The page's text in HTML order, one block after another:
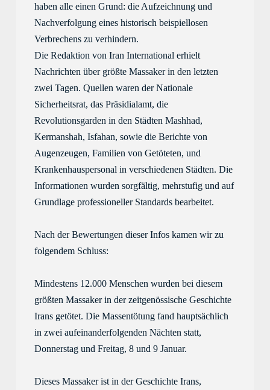
haben alle einen Grund: die Aufzeichnung und
Nachverfolgung eines historisch beispiellosen
Verbrechens zu verhindern.
Die Redaktion von Iran International erhielt
Nachrichten über größte Massaker in den letzten
zwei Tagen. Quellen waren der Nationale
Sicherheitsrat, das Präsidialamt,
Revolutionsgarden in den Städten Mashhad,
Kermanshah, Isfahan, sowie die Berichte von
Augenzeugen, Familien von Getöteten, und
Krankenhauspersonal in verschiedenen Städten. Die
Informationen wurden sorgfältig, mehrstufig und auf
Grundlage professioneller Standards bearbeitet.
Nach der Bewertungen dieser Infos
folgendem Schluss:
Mindestens 12.000 Menschen wurden bei diesem
größten Massaker in der zeitgenössische Geschichte
Irans getötet. Die Massentötung fand hauptsächlich
in zwei aufeinanderfolgenden Nächten statt,
Donnerstag und Freitag, 8 und 9 Januar.
Dieses Massaker ist in der Geschichte Irans,